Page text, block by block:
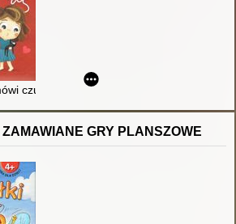
czułe słówka
GRY PLANSZOWE